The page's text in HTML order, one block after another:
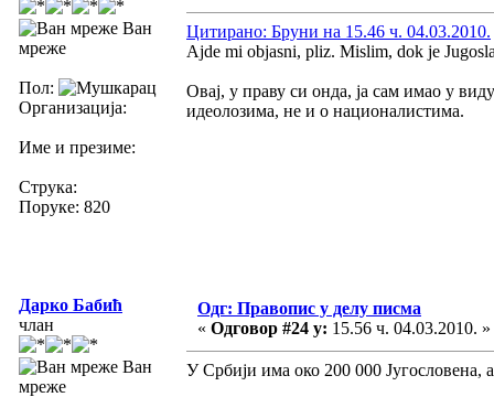
Ван
мреже
Пол:
Организација:
Име и презиме:
Струка:
Поруке: 820
Цитирано: Бруни на 15.46 ч. 04.03.2010.
Ajde mi objasni, pliz. Mislim, dok je
Овај, у праву си онда, ја сам имао у
идеолозима, не и о националистима.
Дарко Бабић
члан
Ван
мреже
Одг: Правопис у делу писма
« Одговор #24 у: 15.56 ч. 04.03.2010. »
У Србији има око 200 000 Југословена,